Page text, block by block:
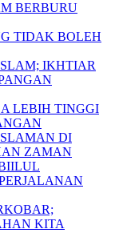
BERBURU
TIDAK BOLEH
IKHTIAR
LEBIH TINGGI
DI
ZAMAN
KITA